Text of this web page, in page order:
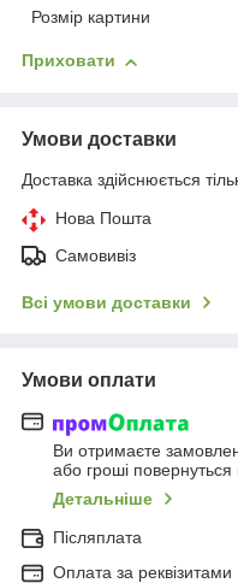
Розмір картини
Приховати
Умови доставки
Доставка здійснюється
Нова Пошта
Самовивіз
Всі умови доставки
Умови оплати
Ви отримаєте
або гроші
Детальніше
Післяплата
Оплата за реквізитами